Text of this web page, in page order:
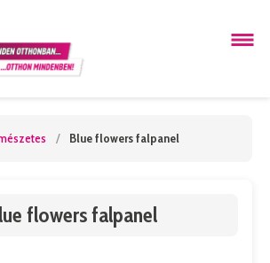
/ Blue flowers falpanel
flowers falpanel